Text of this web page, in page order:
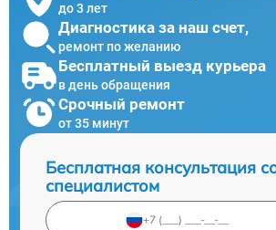
до 3 лет
Диагностика за наш счет,
ремонт по желанию
Бесплатный выезд курьера
в день обращения
Срочный ремонт
от 35 минут
Бесплатная консультация
специалистом